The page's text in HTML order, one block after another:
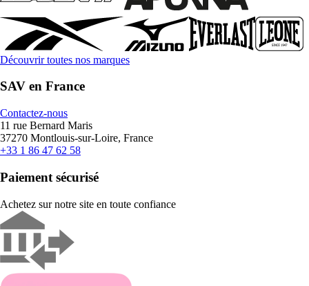
Découvrir toutes nos marques
SAV en France
Contactez-nous
11 rue Bernard Maris
37270 Montlouis-sur-Loire, France
+33 1 86 47 62 58
Paiement sécurisé
Achetez sur notre site en toute confiance